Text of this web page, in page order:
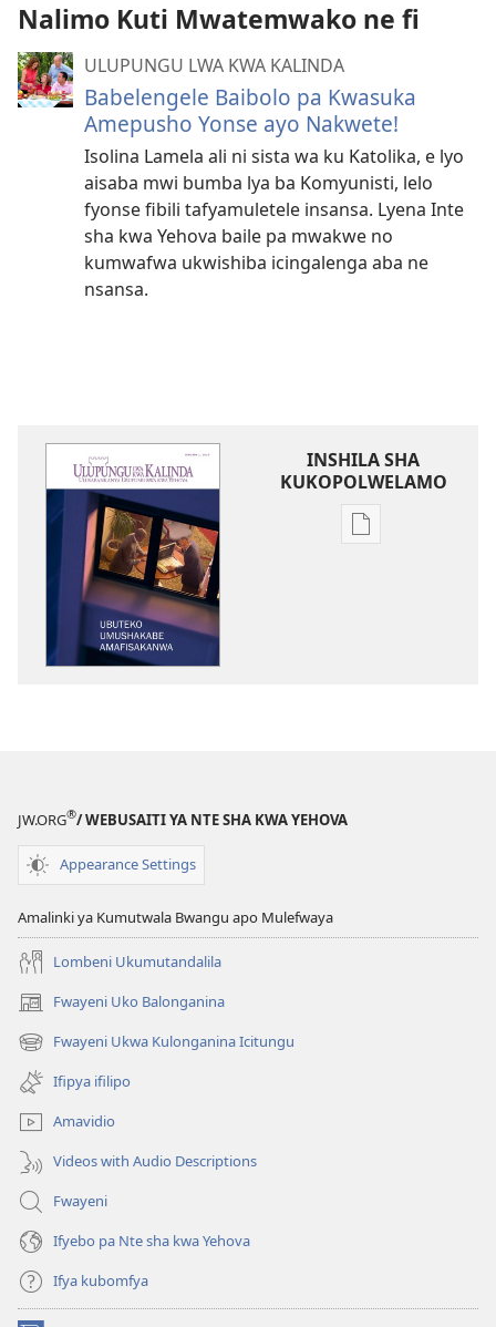
Nalimo Kuti Mwatemwako ne fi
ULUPUNGU LWA KWA KALINDA
Babelengele Baibolo pa Kwasuka
Amepusho Yonse ayo Nakwete!
Isolina Lamela ali ni sista wa ku Katolika, e lyo
aisaba mwi bumba lya ba Komyunisti, lelo
fyonse fibili tafyamuletele insansa. Lyena Inte
sha kwa Yehova baile pa mwakwe no
kumwafwa ukwishiba icingalenga aba ne
nsansa.
INSHILA SHA
KUKOPOLWELAMO
Inshila
JW.ORG®/ WEBUSAITI YA NTE SHA KWA YEHOVA
Appearance Settings
Amalinki ya Kumutwala Bwangu apo Mulefwaya
Lombeni Ukumutandalila
Fwayeni Uko Balonganina
(yalaisula
na
imbi)
Fwayeni Ukwa Kulonganina Icitungu
(yalaisula
na
imbi)
Ifipya ifilipo
Amavidio
Videos with Audio Descriptions
Fwayeni
Ifyebo pa Nte sha kwa Yehova
Ifya kubomfya